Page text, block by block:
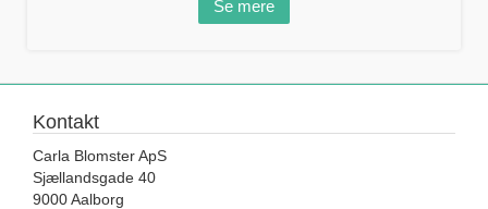
Se mere
Kontakt
Carla Blomster ApS
Sjællandsgade 40
9000 Aalborg